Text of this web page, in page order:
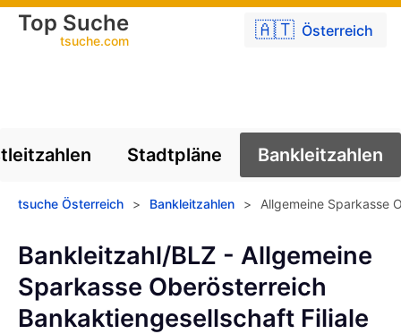
🇦🇹 Österreich
Top Suche
tsuche.com
Stadtpläne Bankleitzahlen
tsuche Österreich > Bankleitzahlen > Allgemeine Sparkasse
Bankleitzahl/BLZ - Allgemeine
Sparkasse Oberösterreich
Bankaktiengesellschaft Filiale